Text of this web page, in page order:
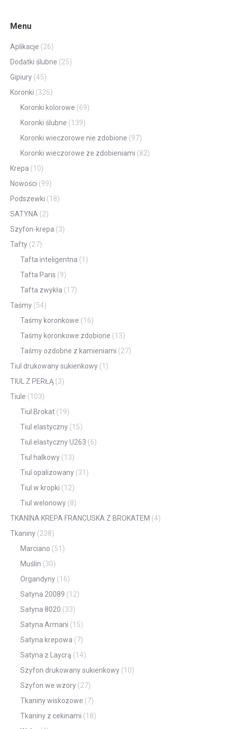
Menu
Aplikacje (26)
Dodatki ślubne (25)
Gipiury (45)
Koronki (326)
Koronki kolorowe (69)
Koronki ślubne (139)
Koronki wieczorowe nie zdobione (97)
Koronki wieczorowe ze zdobieniami (82)
Krepa (10)
Nowości (99)
Podszewki (18)
SATYNA (2)
Szyfon-krepa (3)
Tafty (27)
Tafta inteligentna (1)
Tafta Paris (9)
Tafta zwykła (17)
Taśmy (54)
Taśmy koronkowe (16)
Taśmy koronkowe zdobione (13)
Taśmy ozdobne z kamieniami (27)
Tiul drukowany sukienkowy (1)
TIUL Z PERŁĄ (3)
Tiule (103)
Tiul Brokat (19)
Tiul elastyczny (15)
Tiul elastyczny U263 (6)
Tiul halkowy (13)
Tiul opalizowany (31)
Tiul w kropki (12)
Tiul welonowy (8)
TKANINA KREPA FRANCUSKA Z BROKATEM (4)
Tkaniny (238)
Marciano (51)
Muślin (30)
Organdyny (16)
Satyna 20089 (12)
Satyna 8020 (33)
Satyna Armani (15)
Satyna krepowa (7)
Satyna z Laycrą (14)
Szyfon drukowany sukienkowy (10)
Szyfon we wzory (27)
Tkaniny wiskozowe (7)
Tkaniny z cekinami (18)